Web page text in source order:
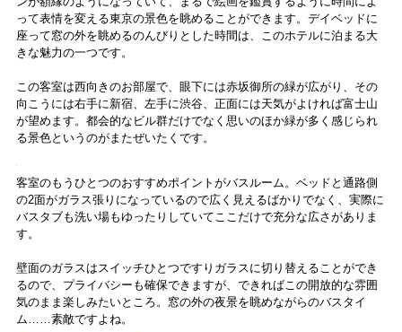
今回宿泊のお部屋は、ホテルを代表するデラックスタイプのツインル
ーム（1泊朝食付1室11万2280円〜）です。広さは42㎡で、窓際やバス
ルームに余裕をもたせた造りになっているため、2台のセミダブルベッ
ドの周りは程よくゆとりがあるくらいの動きやすい距離感です。